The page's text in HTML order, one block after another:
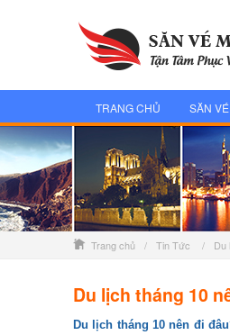
TRANG CHỦ SĂN
Trang chủ / Tin Tức / Du
Du lịch tháng 10
Du lịch tháng 10 nên đi đâu?